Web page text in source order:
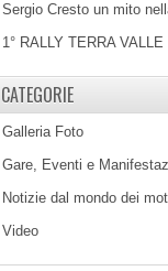
Sergio Cresto un mito
1° RALLY TERRA
CATEGORIE
Galleria Foto
Gare, Eventi e
Notizie dal mondo dei
Video